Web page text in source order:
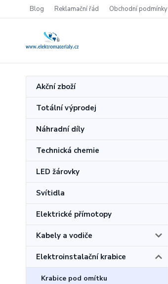
Blog Reklamační řád Obchodní podmínky
Akční zboží
Totální výprodej
Náhradní díly
Technická chemie
LED žárovky
Svítidla
Elektrické přímotopy
Kabely a vodiče
Elektroinstalační krabice
Krabice pod omítku